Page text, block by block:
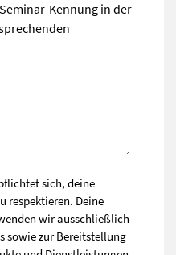
Kennung in der
sich, deine
respektieren. Deine
wir ausschließlich
sowie zur Bereitstellung